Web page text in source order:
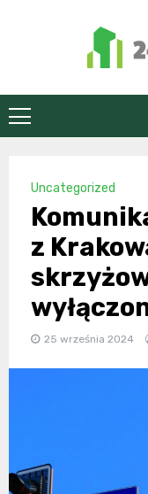
Uncategorized
z
25 września 2024